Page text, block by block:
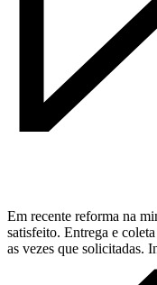
Em recente reforma na
satisfeito. Entrega e
as vezes que solicitadas.